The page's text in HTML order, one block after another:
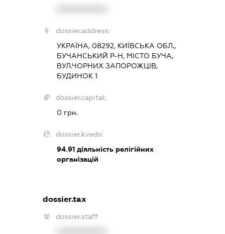
dossier.address:
УКРАЇНА, 08292, КИЇВСЬКА ОБЛ.,
БУЧАНСЬКИЙ Р-Н, МІСТО БУЧА,
ВУЛ.ЧОРНИХ ЗАПОРОЖЦІВ,
БУДИНОК 1
dossier.capital:
0 грн.
dossier.kveds:
94.91діяльність релігійних
організацій
dossier.tax
dossier.staff